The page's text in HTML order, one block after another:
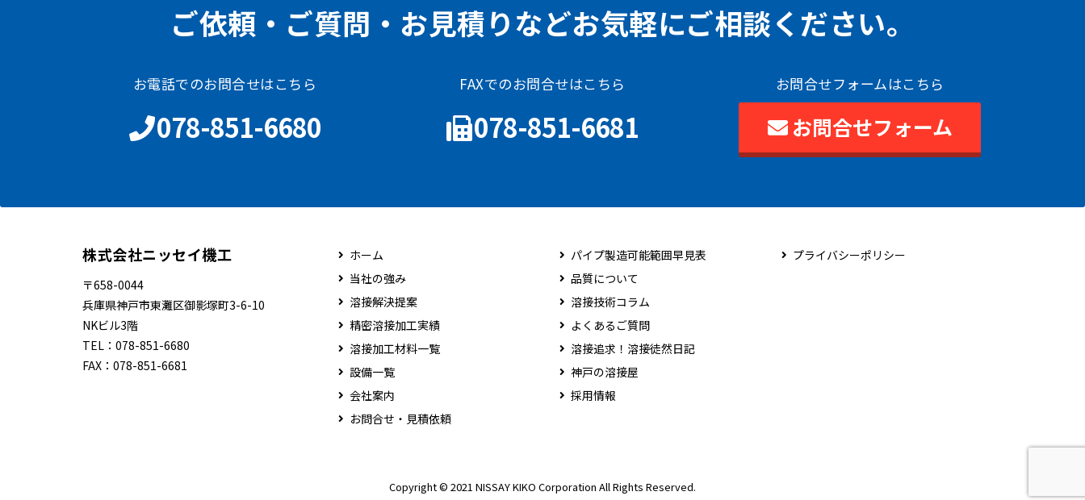
ご依頼・ご質問・お見積りなどお気軽にご相談ください。
お電話でのお問合せはこちら
078-851-6680
FAXでのお問合せはこちら
078-851-6681
お問合せフォームはこちら
お問合せフォーム
株式会社ニッセイ機工
〒658-0044
兵庫県神戸市東灘区御影塚町3-6-10
NKビル3階
TEL： 078-851-6680
FAX： 078-851-6681
ホーム
当社の強み
溶接解決提案
精密溶接加工実績
溶接加工材料一覧
設備一覧
会社案内
お問合せ・見積依頼
パイプ製造可能範囲早見表
品質について
溶接技術コラム
よくあるご質問
溶接追求！溶接徒然日記
神戸の溶接屋
採用情報
プライバシーポリシー
Copyright © 2021 NISSAY KIKO Corporation All Rights Reserved.